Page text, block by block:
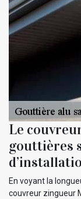
Le
gouttières
En voyant la
couvreur zingueur